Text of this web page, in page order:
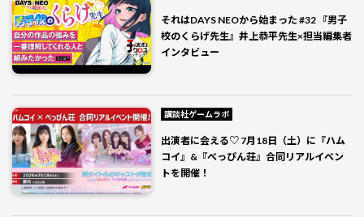
それはDAYS NEOから始まった #32 『男子
校のくらげ先生』井上恭平先生×担当編集者
インタビュー
講談社ゲームラボ
出演者に会える♡ 7月18日（土）に『ハム
コイ』&『べっぴん荘』合同リアルイベン
トを開催！